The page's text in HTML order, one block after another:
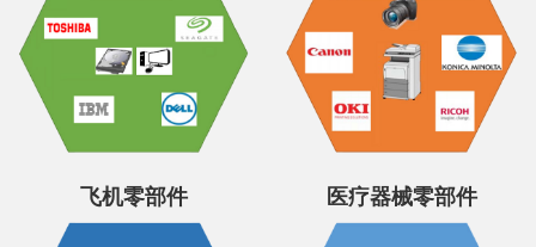
飞机零部件 医疗器械零部件